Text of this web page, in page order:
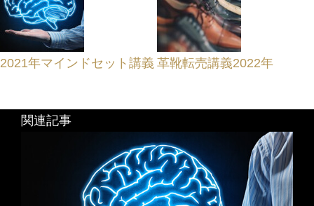
2021年マインドセット講義 革靴転売講義2022年
関連記事